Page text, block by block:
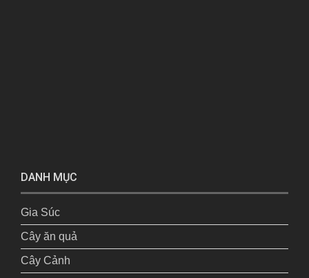
DANH MỤC
Gia Súc
Cây ăn quả
Cây Cảnh